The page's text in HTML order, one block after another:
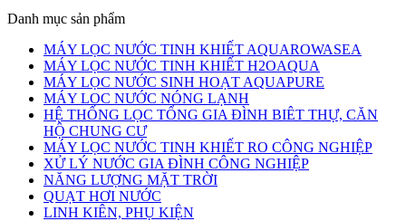
Danh mục sản phẩm
MÁY LỌC NƯỚC TINH KHIẾT AQUAROWASEA
MÁY LỌC NƯỚC TINH KHIẾT H2OAQUA
MÁY LỌC NƯỚC SINH HOẠT AQUAPURE
MÁY LOC NƯỚC NÓNG LẠNH
HỆ THỐNG LỌC TỔNG GIA ĐÌNH BIÊT THỰ, CĂN
HỘ CHUNG CƯ
MÁY LỌC NƯỚC TINH KHIẾT RO CÔNG NGHIỆP
XỬ LÝ NƯỚC GIA ĐÌNH CÔNG NGHIỆP
NĂNG LƯỢNG MẶT TRỜI
QUẠT HƠI NƯỚC
LINH KIÊN, PHỤ KIỆN